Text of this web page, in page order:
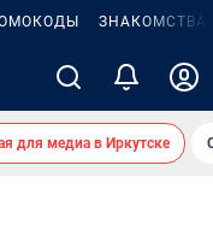
ЗНАКОМСТВА
для медиа в Иркутске